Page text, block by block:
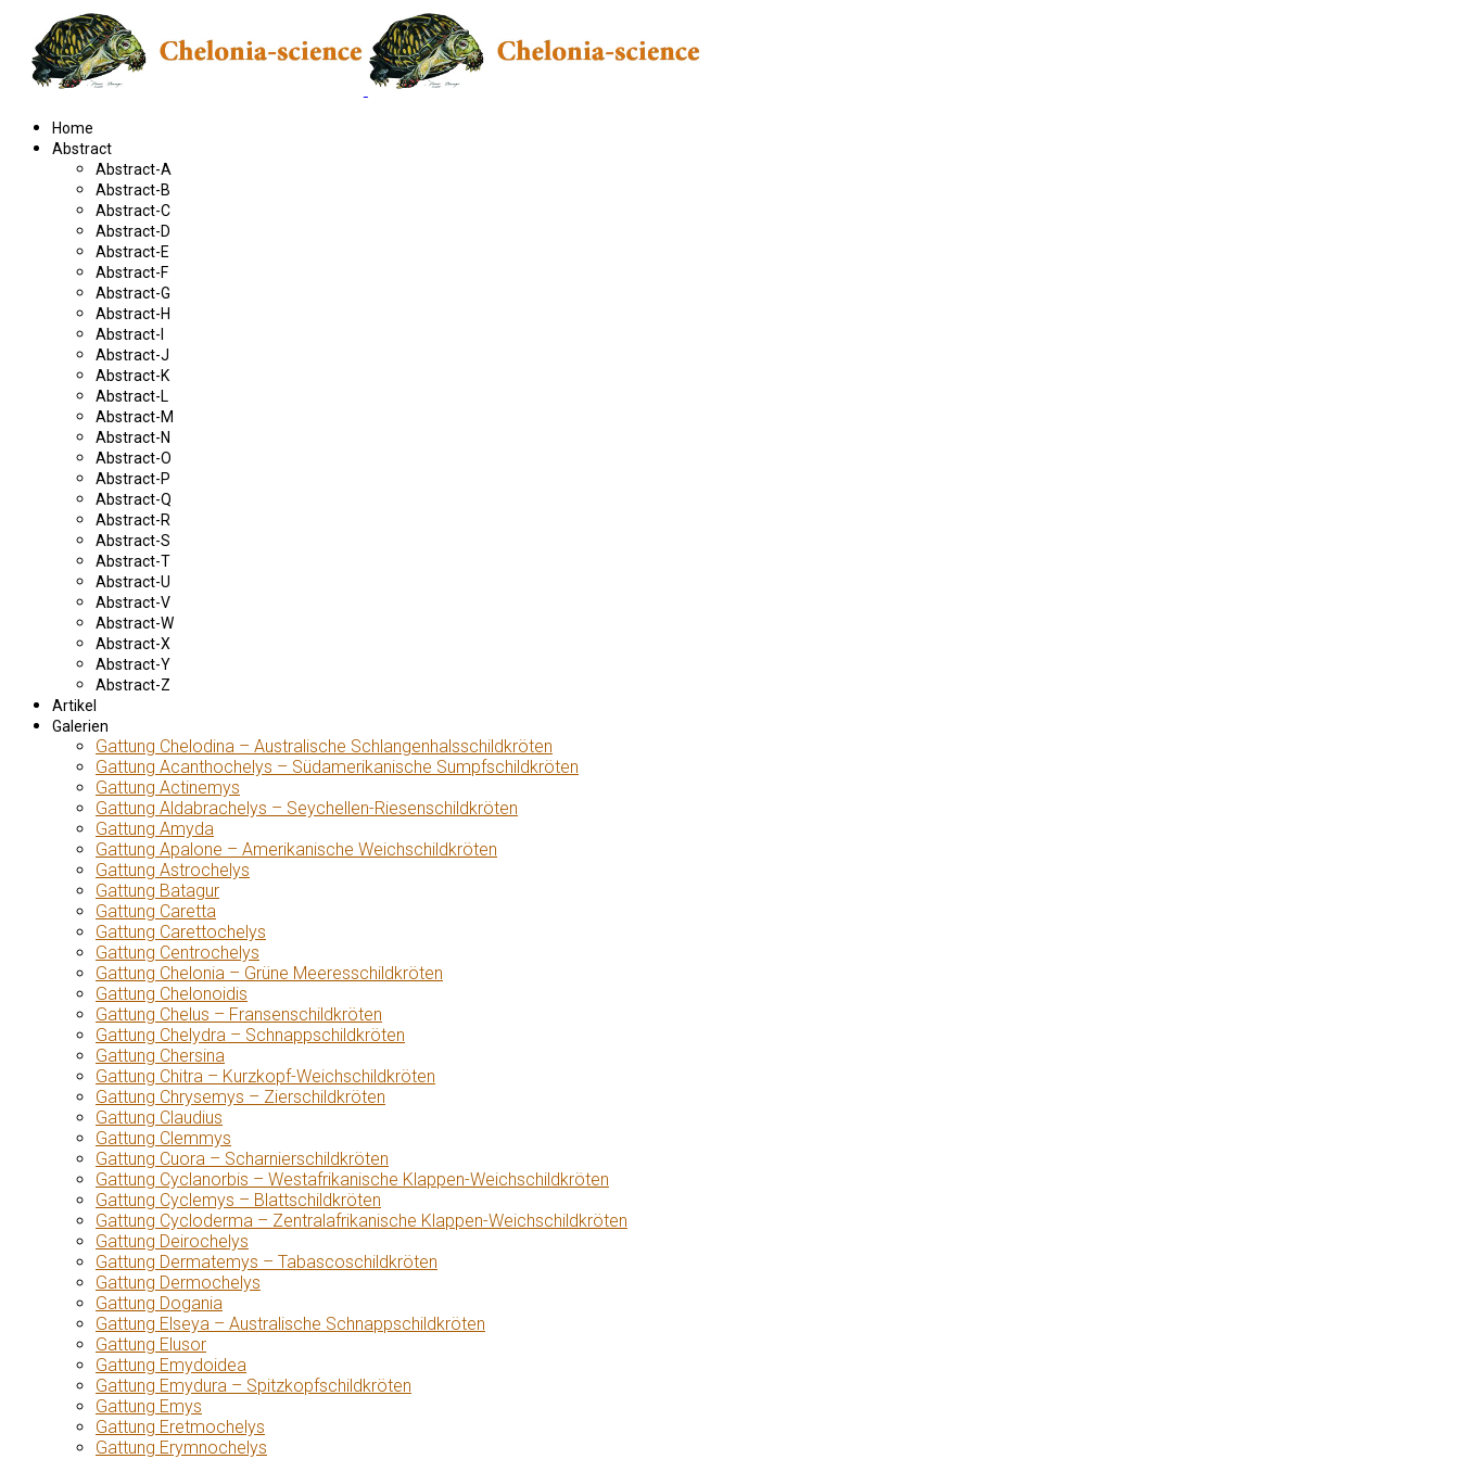
Home
Abstract
Abstract-A
Abstract-B
Abstract-C
Abstract-D
Abstract-E
Abstract-F
Abstract-G
Abstract-H
Abstract-I
Abstract-J
Abstract-K
Abstract-L
Abstract-M
Abstract-N
Abstract-O
Abstract-P
Abstract-Q
Abstract-R
Abstract-S
Abstract-T
Abstract-U
Abstract-V
Abstract-W
Abstract-X
Abstract-Y
Abstract-Z
Artikel
Galerien
Gattung Chelodina – Australische Schlangenhalsschildkröten
Gattung Acanthochelys – Südamerikanische Sumpfschildkröten
Gattung Actinemys
Gattung Aldabrachelys – Seychellen-Riesenschildkröten
Gattung Amyda
Gattung Apalone – Amerikanische Weichschildkröten
Gattung Astrochelys
Gattung Batagur
Gattung Caretta
Gattung Carettochelys
Gattung Centrochelys
Gattung Chelonia – Grüne Meeresschildkröten
Gattung Chelonoidis
Gattung Chelus – Fransenschildkröten
Gattung Chelydra – Schnappschildkröten
Gattung Chersina
Gattung Chitra – Kurzkopf-Weichschildkröten
Gattung Chrysemys – Zierschildkröten
Gattung Claudius
Gattung Clemmys
Gattung Cuora – Scharnierschildkröten
Gattung Cyclanorbis – Westafrikanische Klappen-Weichschildkröten
Gattung Cyclemys – Blattschildkröten
Gattung Cycloderma – Zentralafrikanische Klappen-Weichschildkröten
Gattung Deirochelys
Gattung Dermatemys – Tabascoschildkröten
Gattung Dermochelys
Gattung Dogania
Gattung Elseya – Australische Schnappschildkröten
Gattung Elusor
Gattung Emydoidea
Gattung Emydura – Spitzkopfschildkröten
Gattung Emys
Gattung Eretmochelys
Gattung Erymnochelys